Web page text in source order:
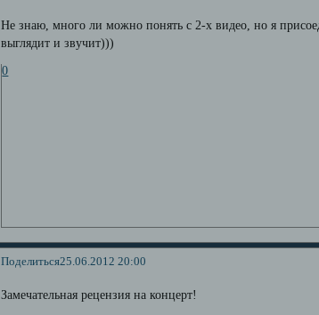
Не знаю, много ли можно понять с 2-х видео, но я
выглядит и звучит)))
0
Поделиться25.06.2012 20:00
Замечательная рецензия на концерт!